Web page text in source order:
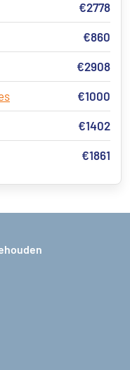
€2778
€860
€2908
€1000
€1402
€1861